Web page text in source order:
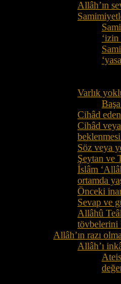
Allâh’ın
Varlık
Cihâd
Cihâd
Söz veya
Şeytan ve
İslâm
ortamda
Önceki
Sevap ve
Allâhû
tövbelerini
Allâh’ın razı
Allâh’ı